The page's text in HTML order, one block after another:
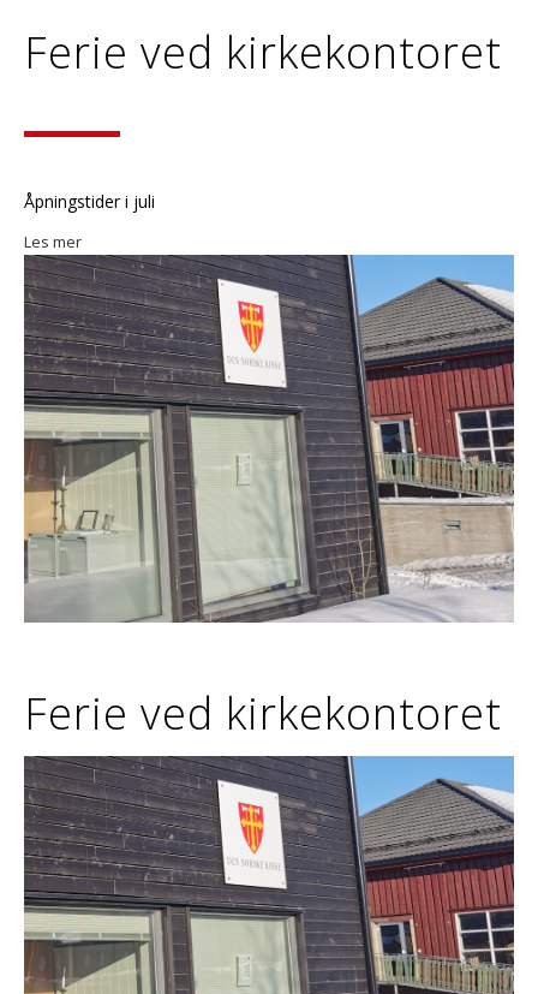
Ferie ved kirkekontoret
Åpningstider i juli
Les mer
Ferie ved kirkekontoret